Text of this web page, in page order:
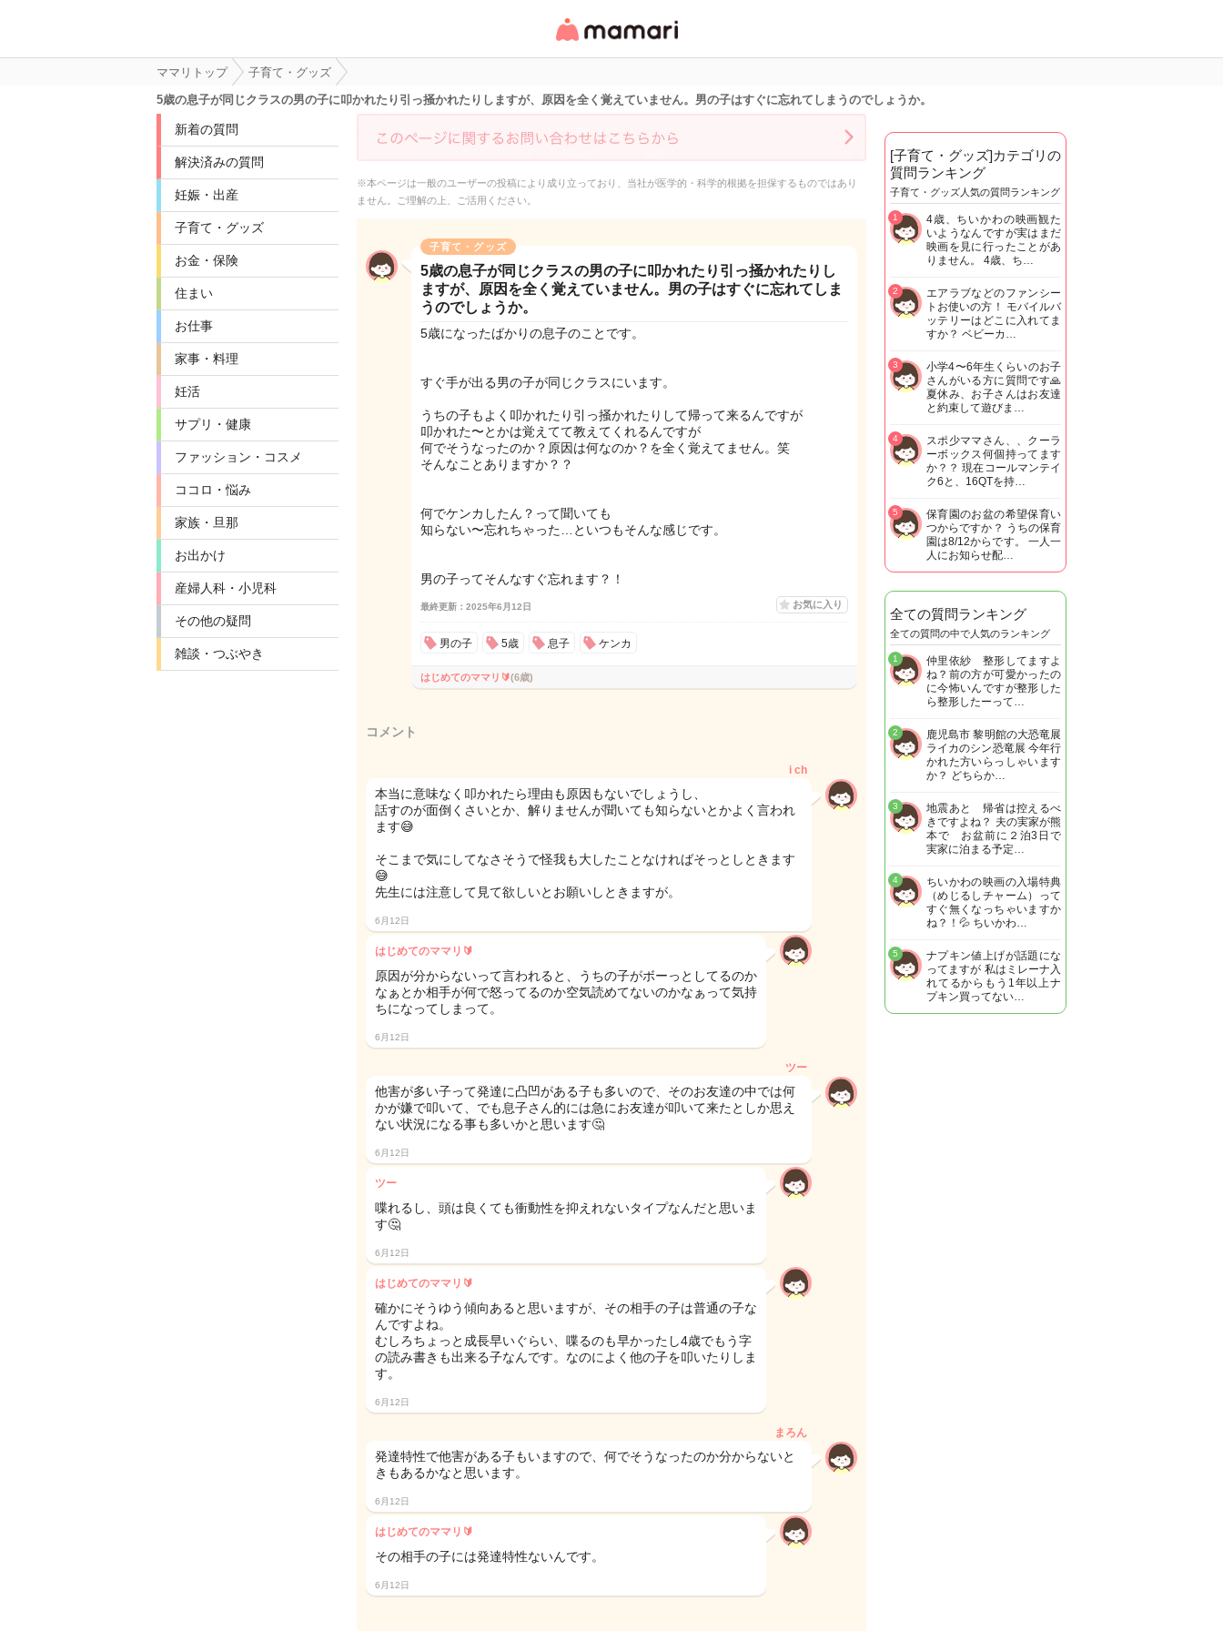
リ・情報サイト
ママリトップ
子育て・グッズ
5歳の息子が同じクラスの男の子に叩かれたり引っ掻かれたりしますが、原因を全く覚えていません。男の子はすぐに忘れてしまうのでしょうか。
新着の質問
解決済みの質問
妊娠・出産
子育て・グッズ
お金・保険
住まい
お仕事
家事・料理
妊活
サプリ・健康
ファッション・コスメ
ココロ・悩み
家族・旦那
お出かけ
産婦人科・小児科
その他の疑問
雑談・つぶやき
※本ページは一般のユーザーの投稿により成り立っており、当社が医学的・科学的根拠を担保するものではあり
ません。ご理解の上、ご活用ください。
子育て・グッズ
5歳の息子が同じクラスの男の子に叩かれたり引っ掻かれたりし
ますが、原因を全く覚えていません。男の子はすぐに忘れてしま
うのでしょうか。
5歳になったばかりの息子のことです。
すぐ手が出る男の子が同じクラスにいます。
うちの子もよく叩かれたり引っ掻かれたりして帰って来るんですが
叩かれた〜とかは覚えてて教えてくれるんですが
何でそうなったのか？原因は何なのか？を全く覚えてません。笑
そんなことありますか？？
何でケンカしたん？って聞いても
知らない〜忘れちゃった…といつもそんな感じです。
男の子ってそんなすぐ忘れます？！
最終更新：2025年6月12日 お気に入り
男の子 5歳 息子 ケンカ
はじめてのママリ🔰(6歳)
コメント
i ch
本当に意味なく叩かれたら理由も原因もないでしょうし、
話すのが面倒くさいとか、解りませんが聞いても知らないとかよく言われ
ます😅
そこまで気にしてなさそうで怪我も大したことなければそっとしときます
😅
先生には注意して見て欲しいとお願いしときますが。
6月12日
はじめてのママリ🔰
原因が分からないって言われると、うちの子がボーっとしてるのか
なぁとか相手が何で怒ってるのか空気読めてないのかなぁって気持
ちになってしまって。
6月12日
ツー
他害が多い子って発達に凸凹がある子も多いので、そのお友達の中では何
かが嫌で叩いて、でも息子さん的には急にお友達が叩いて来たとしか思え
ない状況になる事も多いかと思います🤔
6月12日
ツー
喋れるし、頭は良くても衝動性を抑えれないタイプなんだと思いま
す🤔
6月12日
はじめてのママリ🔰
確かにそうゆう傾向あると思いますが、その相手の子は普通の子な
んですよね。
むしろちょっと成長早いぐらい、喋るのも早かったし4歳でもう字
の読み書きも出来る子なんです。なのによく他の子を叩いたりしま
す。
6月12日
まろん
発達特性で他害がある子もいますので、何でそうなったのか分からないと
きもあるかなと思います。
6月12日
はじめてのママリ🔰
その相手の子には発達特性ないんです。
6月12日
[子育て・グッズ]カテゴリの
質問ランキング
子育て・グッズ人気の質問ランキング
4歳、ちいかわの映画観た
いようなんですが実はまだ
映画を見に行ったことがあ
りません。 4歳、ち…
1
エアラブなどのファンシー
トお使いの方！ モバイルバ
ッテリーはどこに入れてま
すか？ ベビーカ…
2
小学4〜6年生くらいのお子
さんがいる方に質問です🙏
夏休み、お子さんはお友達
と約束して遊びま…
3
スポ少ママさん、、クーラ
ーボックス何個持ってます
か？？ 現在コールマンテイ
ク6と、16QTを持…
4
保育園のお盆の希望保育い
つからですか？ うちの保育
園は8/12からです。 一人一
人にお知らせ配…
5
全ての質問ランキング
全ての質問の中で人気のランキング
仲里依紗 整形してますよ
ね？前の方が可愛かったの
に今怖いんですが整形した
ら整形したーって…
1
鹿児島市 黎明館の大恐竜展
ライカのシン恐竜展 今年行
かれた方いらっしゃいます
か？ どちらか…
2
地震あと 帰省は控えるべ
きですよね？ 夫の実家が熊
本で お盆前に２泊3日で
実家に泊まる予定…
3
ちいかわの映画の入場特典
（めじるしチャーム）って
すぐ無くなっちゃいますか
ね？！💦 ちいかわ…
4
ナプキン値上げが話題にな
ってますが 私はミレーナ入
れてるからもう1年以上ナ
プキン買ってない…
5